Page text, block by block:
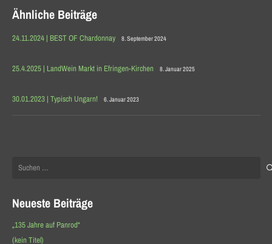
Ähnliche Beiträge
24.11.2024 | BEST OF Chardonnay 8. September 2024
25.4.2025 | LandWein Markt in Efringen-Kirchen 8. Januar 2025
30.01.2023 | Typisch Ungarn! 6. Januar 2023
Suchen
Neueste Beiträge
„135 Jahre auf Panrod“
(kein Titel)